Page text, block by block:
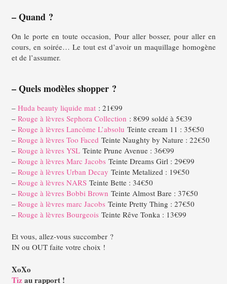
– Quand ?
On le porte en toute occasion, Pour aller bosser, pour aller en
cours, en soirée… Le tout est d’avoir un maquillage homogène
et de l’assumer.
– Quels modèles shopper ?
– Huda beauty liquide mat: 21€99
– Rouge à lèvres Sephora Collection : 8€99 soldé à 5€39
– Rouge à lèvres Lancôme L’absolu Teinte cream 11 : 35€50
– Rouge à lèvres Too Faced Teinte Naughty by Nature : 22€50
– Rouge à lèvres YSLTeinte Prune Avenue : 36€99
– Rouge à lèvres Marc Jacobs Teinte Dreams Girl : 29€99
– Rouge à lèvres Urban Decay Teinte Metalized : 19€50
– Rouge à lèvres NARSTeinte Bette : 34€50
– Rouge à lèvres Bobbi Brown Teinte Almost Bare : 37€50
– Rouge à lèvres marc Jacobs Teinte Pretty Thing : 27€50
– Rouge à lèvres Bourgeois Teinte Rêve Tonka : 13€99
Et vous, allez-vous succomber ?
IN ou OUT faite votre choix !
XoXo
Tizau rapport !